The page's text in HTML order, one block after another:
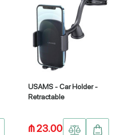
USAMS - Car Holder -
Retractable
₼ 23.00